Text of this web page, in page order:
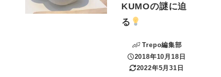
KUMOの謎に迫
る
Trepo編集部
投稿日
2018年10月18日
更新日
2022年5月31日